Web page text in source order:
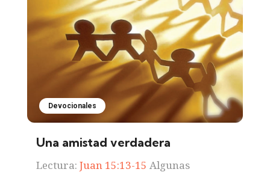
Devocionales
Una amistad verdadera
Lectura: Juan 15:13-15 Algunas